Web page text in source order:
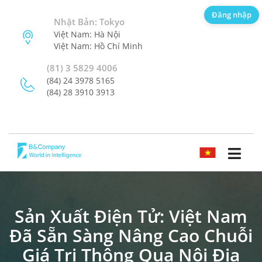
Nhật Bản: Tokyo
Việt Nam: Hà Nội
Việt Nam: Hồ Chí Minh
(81) 3 5829 4006
(84) 24 3978 5165
(84) 28 3910 3913
TIẾNG VIỆT
Sản Xuất Điện Tử: Việt Nam
Đã Sẵn Sàng Nâng Cao Chuỗi
Giá Trị Thông Qua Nội Địa
Đăng nhập